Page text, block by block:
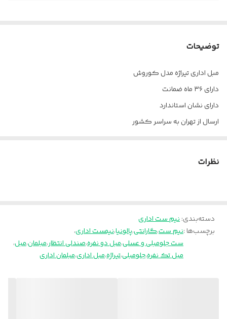
توضیحات
مبل اداری تیراژه مدل کوروش
دارای ۳۶ ماه ضمانت
دارای نشان استاندارد
ارسال از تهران به سراسر کشور
نظرات
دسته‌بندی:نیم ست اداری
برچسب‌ها :نیم ست،گارانتی،پالونیا،نیمست اداری،
ست جلومبلی و عسلی،مبل دو نفره،صندلی انتظار،مبلمان،مبل،
مبل تک نفره،جلومبلی،تیراژه،مبل اداری،مبلمان اداری